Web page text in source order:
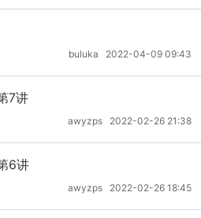
buluka 2022-04-09 09:43
7讲
awyzps 2022-02-26 21:38
6讲
awyzps 2022-02-26 18:45